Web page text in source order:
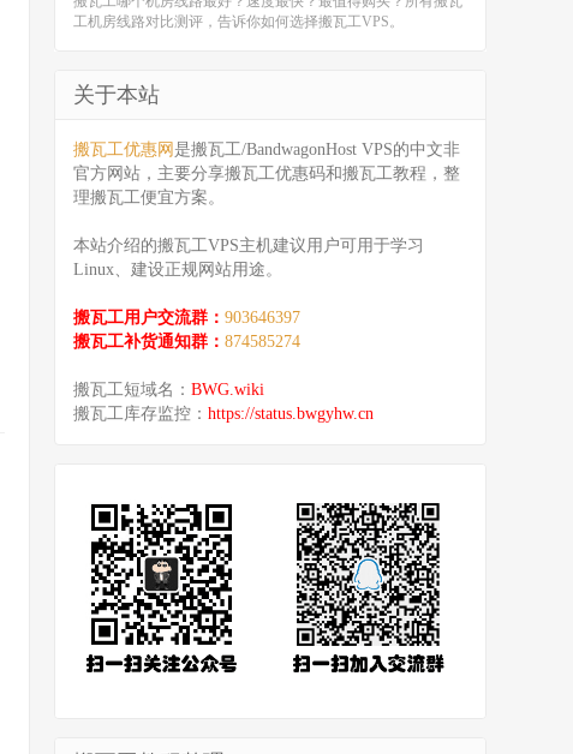
工机房线路对比测评，告诉你如何选择搬瓦工VPS。
关于本站
搬瓦工优惠网 是搬瓦工/BandwagonHost VPS的中文非
官方网站，主要分享搬瓦工优惠码和搬瓦工教程，整
理搬瓦工便宜方案。
本站介绍的搬瓦工VPS主机建议用户可用于学习
Linux、建设正规网站用途。
搬瓦工用户交流群： 903646397
搬瓦工补货通知群： 874585274
搬瓦工短域名： BWG.wiki
搬瓦工库存监控： https://status.bwgyhw.cn